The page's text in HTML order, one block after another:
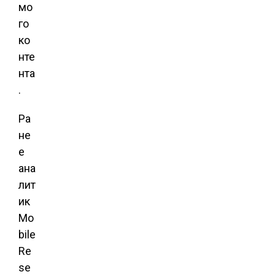
мо
го
ко
нте
нта
.
Ра
не
е
ана
лит
ик
Mo
bile
Re
se